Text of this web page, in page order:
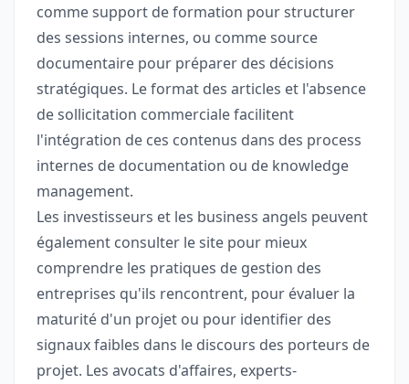
comme support de formation pour structurer
des sessions internes, ou comme source
documentaire pour préparer des décisions
stratégiques. Le format des articles et l'absence
de sollicitation commerciale facilitent
l'intégration de ces contenus dans des process
internes de documentation ou de knowledge
management.
Les investisseurs et les business angels peuvent
également consulter le site pour mieux
comprendre les pratiques de gestion des
entreprises qu'ils rencontrent, pour évaluer la
maturité d'un projet ou pour identifier des
signaux faibles dans le discours des porteurs de
projet. Les avocats d'affaires, experts-